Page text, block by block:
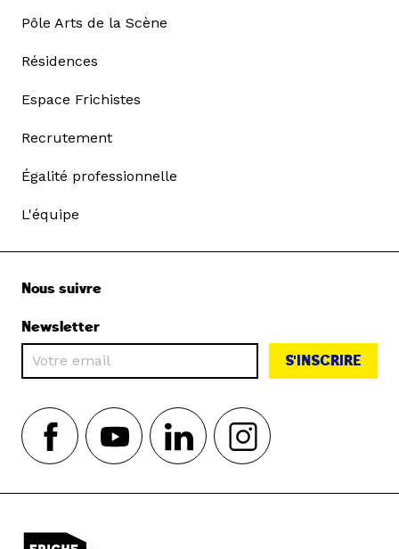
Pôle Arts de la Scène
Résidences
Espace Frichistes
Recrutement
Égalité professionnelle
L'équipe
Nous suivre
Newsletter
S'INSCRIRE